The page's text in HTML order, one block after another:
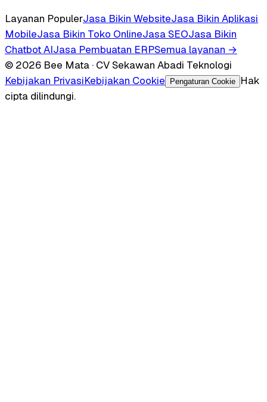
Layanan PopulerJasa Bikin WebsiteJasa Bikin Aplikasi
MobileJasa Bikin Toko OnlineJasa SEOJasa Bikin
Chatbot AIJasa Pembuatan ERPSemua layanan →
© 2026 Bee Mata · CV Sekawan Abadi Teknologi
Kebijakan PrivasiKebijakan Cookie Pengaturan Cookie
Hak
cipta dilindungi.